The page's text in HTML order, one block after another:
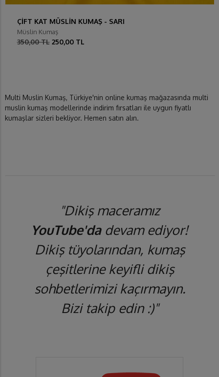
ÇİFT KAT MÜSLİN KUMAŞ - SARI
Müslin Kumaş
350,00 TL 250,00 TL
Multi Muslin Kumaş, Türkiye'nin online kumaş mağazasında multi
muslin kumaş modellerinde indirim fırsatları ile uygun fiyatlı
kumaşlar sizleri bekliyor. Hemen satın alın.
"Dikiş maceramız
YouTube'dadevam ediyor!
Dikiş tüyolarından, kumaş
çeşitlerine keyifli dikiş
sohbetlerimizi kaçırmayın.
Bizi takip edin :)"